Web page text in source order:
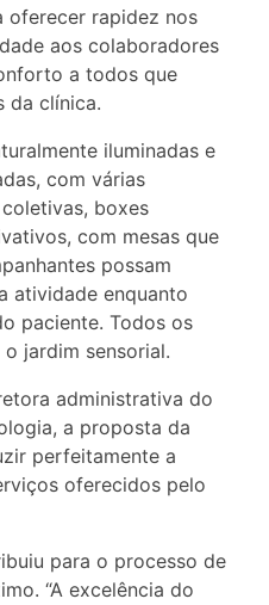
oferecer rapidez nos
aos colaboradores
a todos que
da clínica.
iluminadas e
com várias
boxes
com mesas que
possam
atividade enquanto
paciente. Todos os
jardim sensorial.
administrativa do
a proposta da
perfeitamente a
oferecidos pelo
para o processo de
“A excelência do